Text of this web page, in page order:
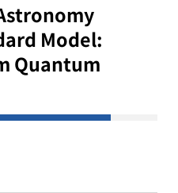
Model:
Quantum